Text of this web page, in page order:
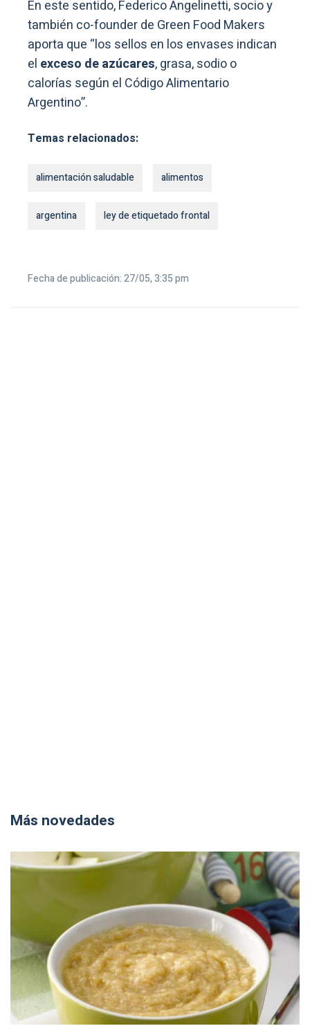
En este sentido, Federico Angelinetti, socio y
también co-founder de Green Food Makers
aporta que “los sellos en los envases indican
el exceso de azúcares, grasa, sodio o
calorías según el Código Alimentario
Argentino”.
Temas relacionados:
alimentación saludable alimentos
argentina ley de etiquetado frontal
Fecha de publicación: 27/05, 3:35 pm
Más novedades